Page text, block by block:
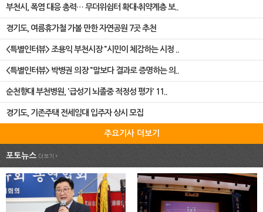
약
조용익 부천시장, 폭염경보 속 ‘원도심 폭염 취약계층’ 직접 챙겨
부천시, 폭염 대응 총력… 무더위쉼터 확대·취약계층 보..
경기도, 여름휴가철 가볼 만한 자연공원 7곳 추천
<특별인터뷰> 조용익 부천시장 "시민이 체감하는 시정 ..
<특별인터뷰> 박병권 의장 "말보다 결과로 증명하는 의..
순천향대 부천병원, '급성기 뇌졸중 적정성 평가' 11..
경기도, 기존주택 전세임대 입주자 상시 모집
주요기사 더보기
포토뉴스